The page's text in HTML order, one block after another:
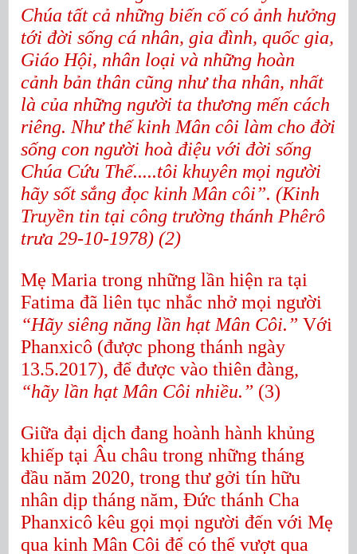
Chúa tất cả những biến cố có ảnh hưởng
tới đời sống cá nhân, gia đình, quốc gia,
Giáo Hội, nhân loại và những hoàn
cảnh bản thân cũng như tha nhân, nhất
là của những người ta thương mến cách
riêng. Như thế kinh Mân côi làm cho đời
sống con người hoà điệu với đời sống
Chúa Cứu Thế.....tôi khuyên mọi người
hãy sốt sắng đọc kinh Mân côi”. (Kinh
Truyền tin tại công trường thánh Phêrô
trưa 29-10-1978) (2)
Mẹ Maria trong những lần hiện ra tại
Fatima đã liên tục nhắc nhở mọi người
“Hãy siêng năng lần hạt Mân Côi.” Với
Phanxicô (được phong thánh ngày
13.5.2017), để được vào thiên đàng,
“hãy lần hạt Mân Côi nhiều.” (3)
Giữa đại dịch đang hoành hành khủng
khiếp tại Âu châu trong những tháng
đầu năm 2020, trong thư gởi tín hữu
nhân dịp tháng năm, Đức thánh Cha
Phanxicô kêu gọi mọi người đến với Mẹ
qua kinh Mân Côi để có thể vượt qua